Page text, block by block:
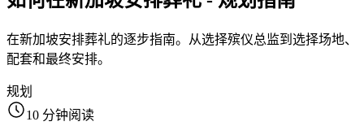
在新加坡安排葬礼的逐步指南。从选择殡仪总监到选择场地、
配套和最终安排。
规划
10 分钟阅读